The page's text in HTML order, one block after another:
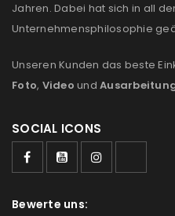
E-Mail-Adresse*
Ein Link zum Erstellen
NEWSLETTER
us
Jahren. Dabei hat sich in all
Unternehmensphilosophie
Unseren Kunden das beste
Foto, Video und
SOCIAL ICONS
Bewerte uns: